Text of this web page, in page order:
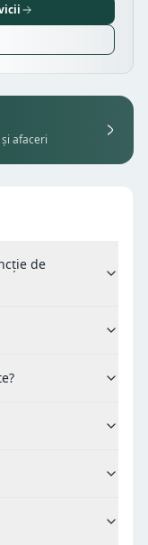
afaceri
de